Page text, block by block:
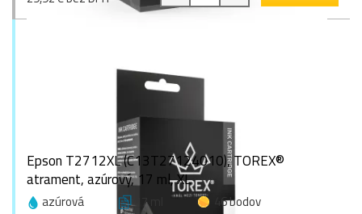
Epson T2712XL (C13T27124010), TOREX®
atrament, azúrový, 17 ml, XL
azúrová 17 ml
46 bodov